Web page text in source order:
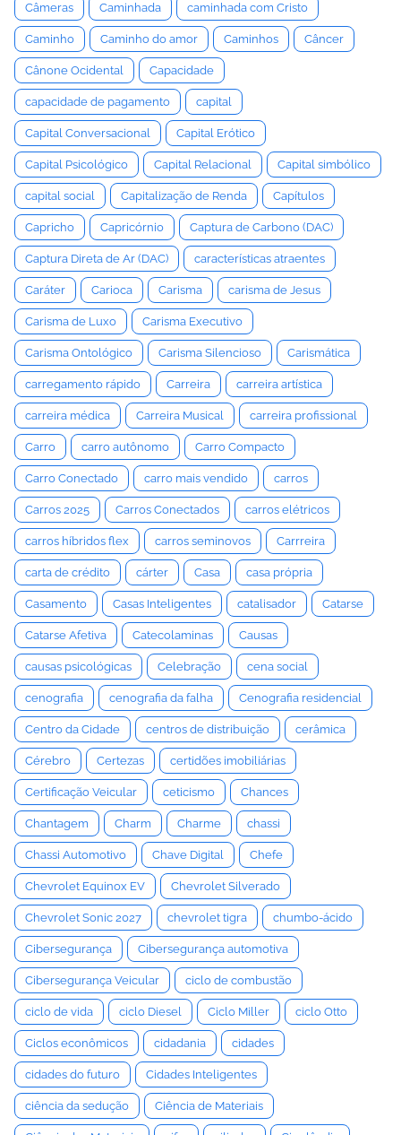
Câmeras Caminhada caminhada com Cristo
Caminho Caminho do amor Caminhos Câncer
Cânone Ocidental Capacidade
capacidade de pagamento capital
Capital Conversacional Capital Erótico
Capital Psicológico Capital Relacional Capital simbólico
capital social Capitalização de Renda Capítulos
Capricho Capricórnio Captura de Carbono (DAC)
Captura Direta de Ar (DAC) características atraentes
Caráter Carioca Carisma carisma de Jesus
Carisma de Luxo Carisma Executivo
Carisma Ontológico Carisma Silencioso Carismática
carregamento rápido Carreira carreira artística
carreira médica Carreira Musical carreira profissional
Carro carro autônomo Carro Compacto
Carro Conectado carro mais vendido carros
Carros 2025 Carros Conectados carros elétricos
carros híbridos flex carros seminovos Carrreira
carta de crédito cárter Casa casa própria
Casamento Casas Inteligentes catalisador Catarse
Catarse Afetiva Catecolaminas Causas
causas psicológicas Celebração cena social
cenografia cenografia da falha Cenografia residencial
Centro da Cidade centros de distribuição cerâmica
Cérebro Certezas certidões imobiliárias
Certificação Veicular ceticismo Chances
Chantagem Charm Charme chassi
Chassi Automotivo Chave Digital Chefe
Chevrolet Equinox EV Chevrolet Silverado
Chevrolet Sonic 2027 chevrolet tigra chumbo-ácido
Cibersegurança Cibersegurança automotiva
Cibersegurança Veicular ciclo de combustão
ciclo de vida ciclo Diesel Ciclo Miller ciclo Otto
Ciclos econômicos cidadania cidades
cidades do futuro Cidades Inteligentes
ciência da sedução Ciência de Materiais